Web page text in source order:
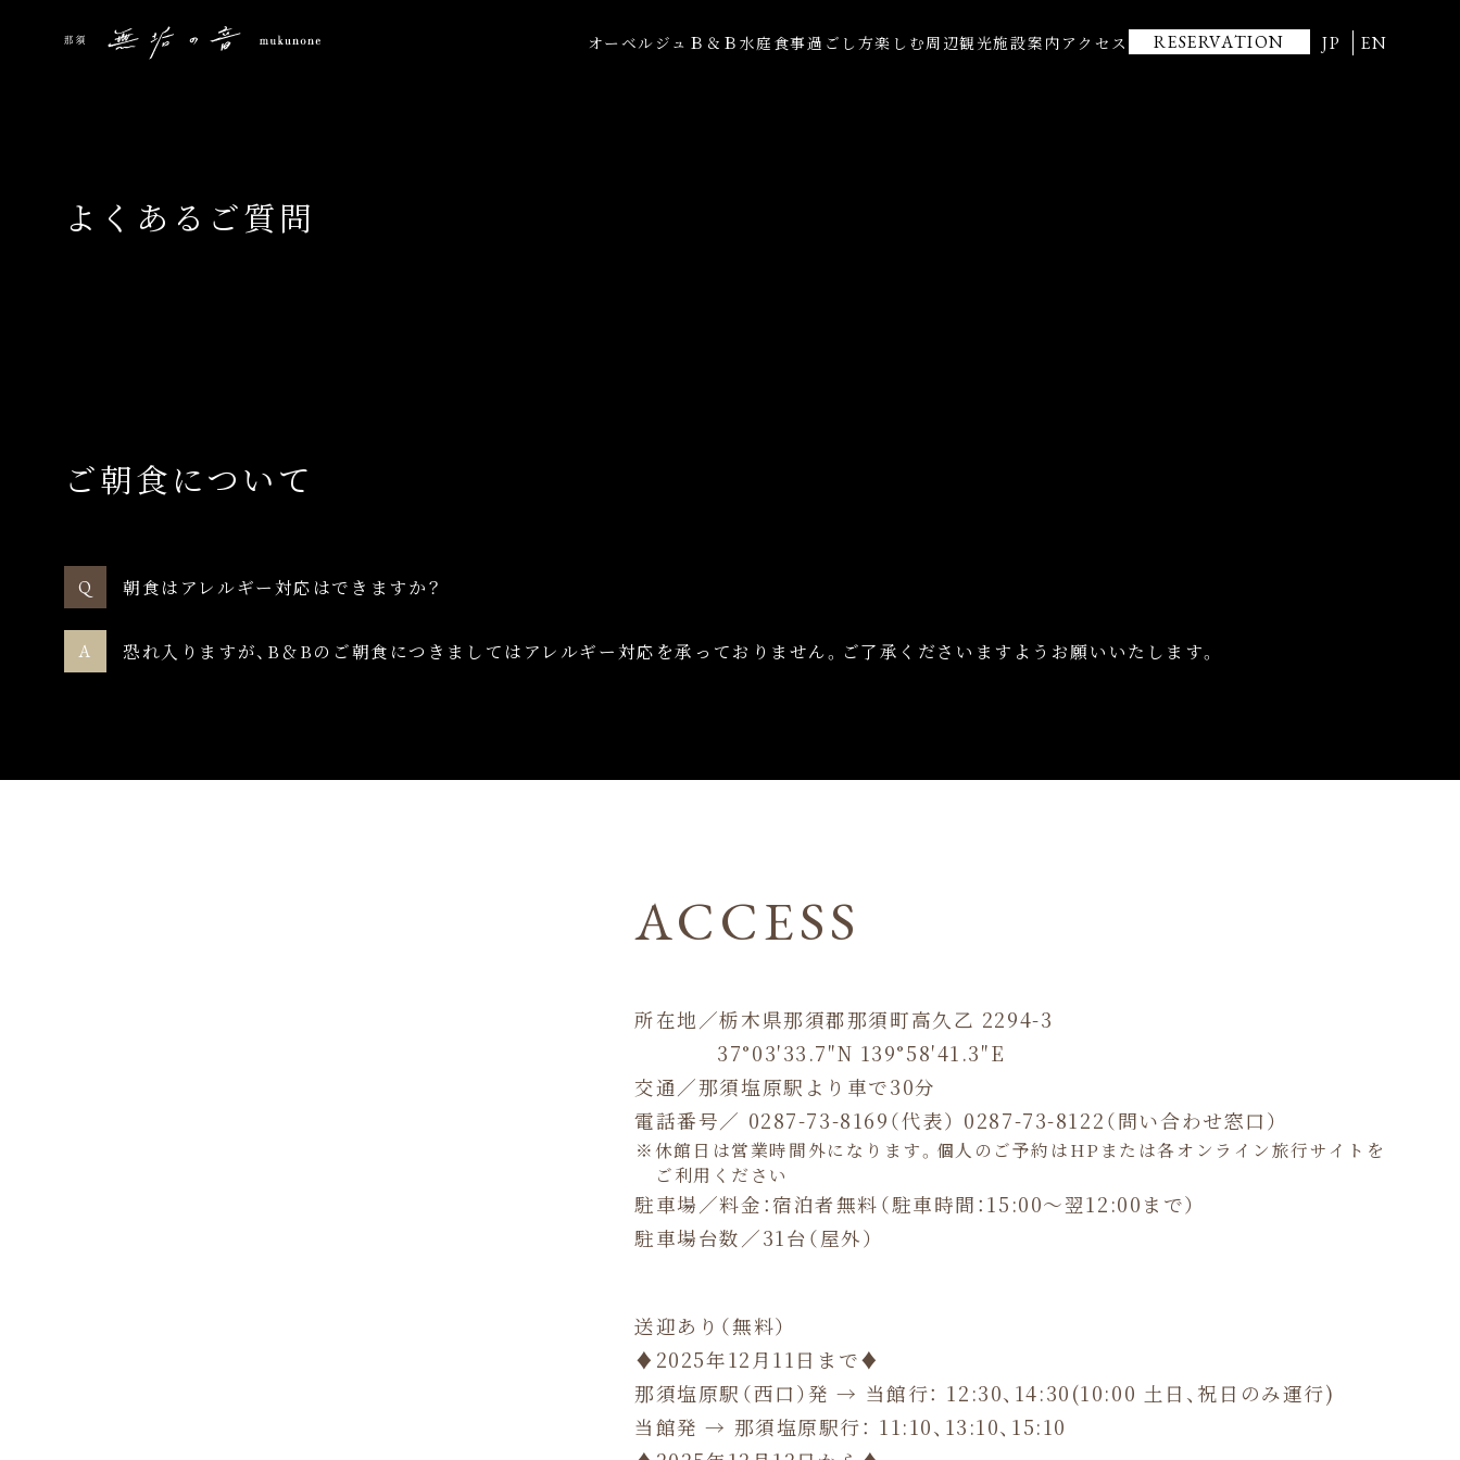
オーベルジュ Ｂ＆Ｂ 水庭 食事過ごし方楽しむ周辺観光施設案内 アクセス RESERVATION JP EN
よくあるご質問
ご朝食について
朝食はアレルギー対応はできますか？
恐れ入りますが、B＆Bのご朝食につきましてはアレルギー対応を承っておりません。ご了承くださいますようお願いいたします。
ACCESS
所在地／栃木県那須郡那須町高久乙 2294-3
37°03′33.7″N 139°58′41.3″E
交通／那須塩原駅より車で30分
電話番号／ 0287-73-8169（代表） 0287-73-8122（問い合わせ窓口）
休館日は営業時間外になります。個人のご予約はHPまたは各オンライン旅行サイトを
ご利用ください
駐車場／料金：宿泊者無料 （駐車時間：15:00～翌12:00まで）
駐車場台数／31台（屋外）
送迎あり（無料）
♦2025年12月11日まで♦
那須塩原駅（西口）発 → 当館行： 12:30、14:30(10:00 土日、祝日のみ運行)
当館発 → 那須塩原駅行： 11:10、13:10、15:10